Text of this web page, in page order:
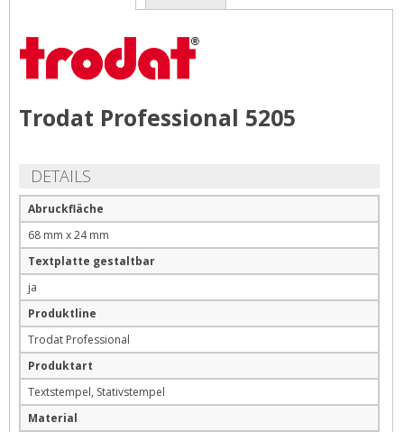
Trodat Professional 5205
DETAILS
Abruckfläche
68 mm x 24 mm
Textplatte gestaltbar
ja
Produktline
Trodat Professional
Produktart
Textstempel, Stativstempel
Material